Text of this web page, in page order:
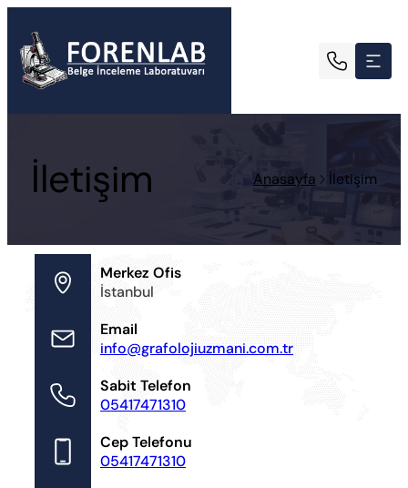
İletişim Anasayfa İletişim
Merkez Ofis
İstanbul
Email
info@grafolojiuzmani.com.tr
Sabit Telefon
05417471310
Cep Telefonu
05417471310